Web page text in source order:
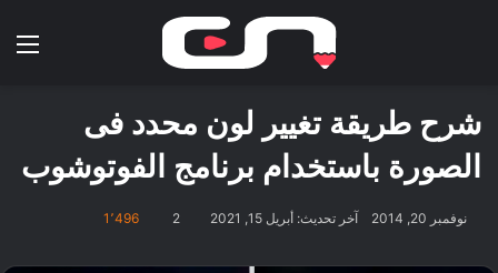
شرح طريقة تغيير لون محدد فى
الصورة باستخدام برنامج الفوتوشوب
نوفمبر 20, 2014 آخر تحديث: أبريل 15, 2021 2 1٬496